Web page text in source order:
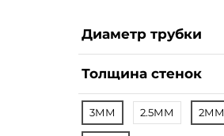
Диаметр трубки
Толщина стенок
3ММ 2.5ММ 2ММ